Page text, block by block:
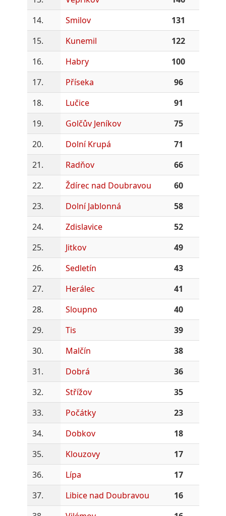
14.
Smilov
131
15.
Kunemil
122
16.
Habry
100
17.
Příseka
96
18.
Lučice
91
19.
Golčův Jeníkov
75
20.
Dolní Krupá
71
21.
Radňov
66
22.
Ždírec nad Doubravou
60
23.
Dolní Jablonná
58
24.
Zdislavice
52
25.
Jitkov
49
26.
Sedletín
43
27.
Herálec
41
28.
Sloupno
40
29.
Tis
39
30.
Malčín
38
31.
Dobrá
36
32.
Střížov
35
33.
Počátky
23
34.
Dobkov
18
35.
Klouzovy
17
36.
Lípa
17
37.
Libice nad Doubravou
16